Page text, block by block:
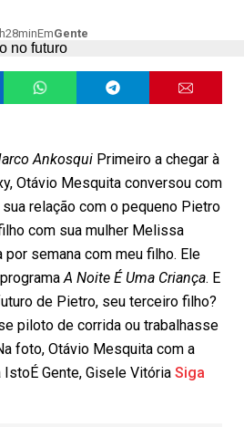
EmGente
Ankosqui Primeiro a chegar à
Otávio Mesquita conversou com
relação com o pequeno Pietro
com sua mulher Melissa
por semana com meu filho. Ele
A Noite É Uma Criança. E
de Pietro, seu terceiro filho?
piloto de corrida ou trabalhasse
foto, Otávio Mesquita com a
Gente, Gisele Vitória Siga